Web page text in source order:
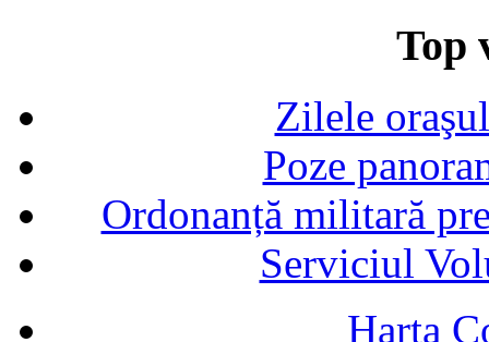
Top
Zilele
Poze
Ordonanță militară
Serviciul
Harta